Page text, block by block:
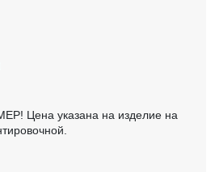
Цена указана на изделие на